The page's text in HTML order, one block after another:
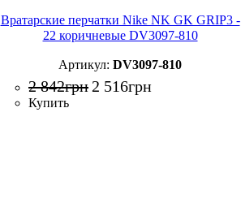
Вратарские перчатки Nike NK GK GRIP3 -
22 коричневые DV3097-810
DV3097-810
2 842грн 2 516грн
Купить